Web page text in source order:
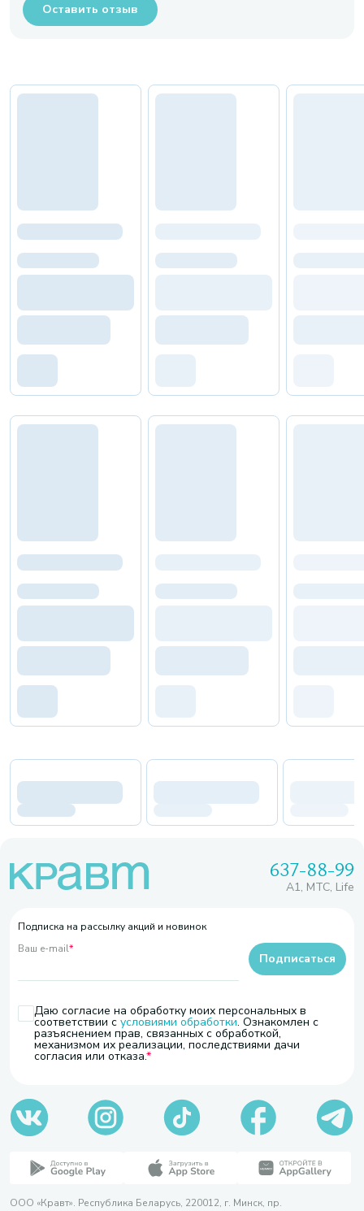
Оставить отзыв
637-88-99
A1, МТС, Life
Подписка на рассылку акций и новинок
Ваш e-mail*
Даю согласие на обработку моих персональных в
соответствии с условиями обработки. Ознакомлен с
разъяснением прав, связанных с обработкой,
механизмом их реализации, последствиями дачи
согласия или отказа.
Подписаться
ООО «Кравт». Республика Беларусь, 220012, г. Минск, пр.